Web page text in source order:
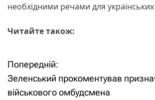
необхідними речами для
Читайте також:
Н
а
Попередній:
Зеленський прокоментував
військового омбудсмена